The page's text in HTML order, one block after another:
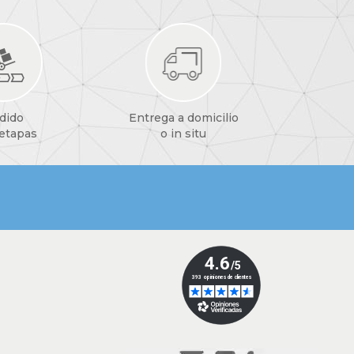
Entrega a domicilio
o in situ